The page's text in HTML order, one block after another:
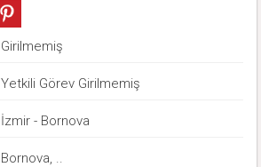
Girilmemiş
Yetkili Görev Girilmemiş
İzmir - Bornova
Bornova, ..